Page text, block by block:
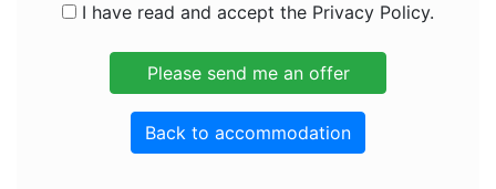
I have read and accept the Privacy Policy.
Back to accommodation